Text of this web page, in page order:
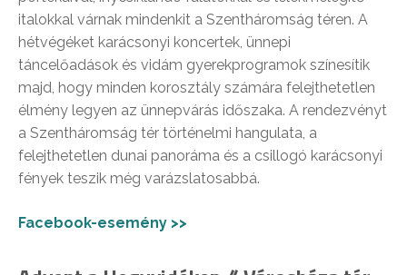
italokkal várnak mindenkit a Szentháromság téren. A
hétvégéket karácsonyi koncertek, ünnepi
táncelőadások és vidám gyerekprogramok színesítik
majd, hogy minden korosztály számára felejthetetlen
élmény legyen az ünnepvárás időszaka. A rendezvényt
a Szentháromság tér történelmi hangulata, a
felejthetetlen dunai panoráma és a csillogó karácsonyi
fények teszik még varázslatosabbá.
Facebook-esemény >>